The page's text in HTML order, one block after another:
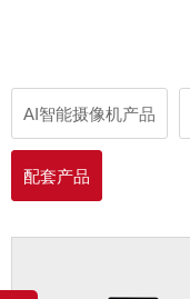
AI智能摄像机产品
配套产品